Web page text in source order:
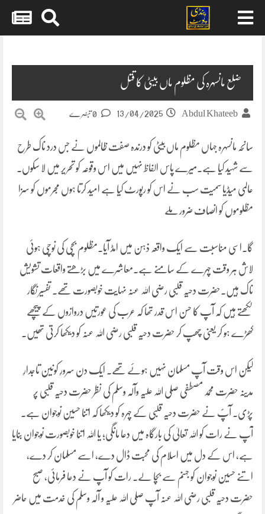
ضلع مانسہرہ کی مظلوم ماں بیٹی کا قتل
Abdul Khateeb
13/04/2025
سانحہ مانسہرہ جہاں مظلوم ماں بیٹی کو درندہ صفت ظالموں نے جس درد ناک طرح
سے شہید کیا ہے۔میرے پاس الفاظ نہیں میں اس وقوعہ کو تحریر میں لا سکوں۔
عالمی میڈیا سمیت سب نے اس کو رپورٹ کیا ہے امید کرتا ہوں مجرموں کو سزا
مظلوموں کو انصاف ضرور ملے
گا۔اسی مناسبت سے ایک واقعہ ذہن میں امڈ آیا۔مظلوم بچی کی نوچی ہوئی
لاش ہر وقت چہرے کے سامنے ہے۔معاشرے میں بڑھتے واقعات تشویش
ناک ہیں۔حضرت دحیہ قلبی رضی اللہ عنہ نہایت خوبصورت تھے۔ تفسیر نگار
لکھتے ہیں کہ آپ کا حسن اس قدر تھا کہ عرب کی عورتیں دروازوں کے پیچھے
کھڑے ہو کر یعنی چھپ کر حضرت دحیہ قلبی رضی اللہ عنہ کو دیکھا کرتی تھیں۔
لیکن اس وقت آپ مسلمان نہیں ہوئے تھے۔ ایک دن سرورِ کونین تاجدارِ
مدینہ حضرت محمد مصطفی صلی اللہ علیہ وآلہ وسلم کی نظر حضرت دحیہ قلبی پر
پڑی۔ آپؐ نے حضرت دحیہ قلبی کے چہرہ کو دیکھا کہ اتنا حسین نوجوان ہے۔
آپ نے رات کو اللہ تعالیٰ کی بارگاہ میں دعا مانگی؛ یا اللہ اتنا خوبصورت نوجوان بنایا
ہے، اس کے دل میں اسلام کی محبت ڈال دے، اسے مسلمان کر دے،
اتنے حسین نوجوان کو جہنم سے بچا لے۔ رات کو آپ نے دعا فرمائی، صبح
حضرت دحیہ قلبی رضی اللہ عنہ آپ صلی اللہ علیہ و آلہ وسلم کی خدمت میں حاضر